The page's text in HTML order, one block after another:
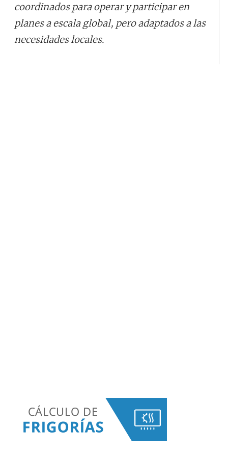
coordinados para operar y participar en
planes a escala global, pero adaptados a las
necesidades locales.